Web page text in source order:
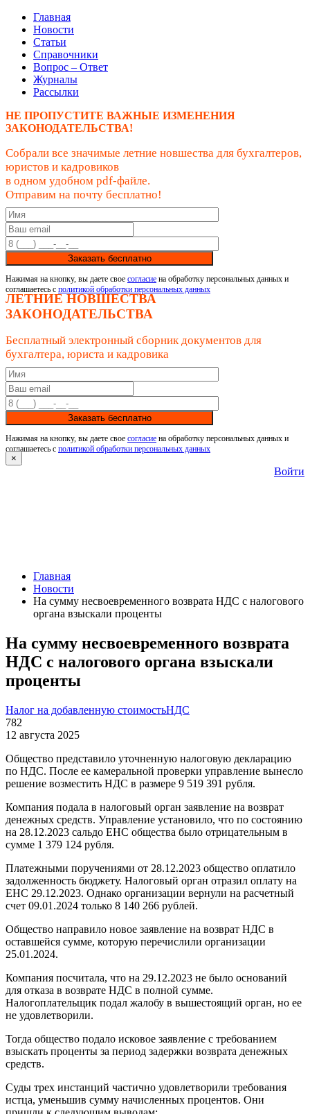
Главная
Новости
Статьи
Справочники
Вопрос – Ответ
Журналы
Рассылки
НЕ ПРОПУСТИТЕ ВАЖНЫЕ ИЗМЕНЕНИЯ
ЗАКОНОДАТЕЛЬСТВА!
Собрали все значимые летние новшества для бухгалтеров,
юристов и кадровиков
в одном удобном pdf-файле.
Отправим на почту бесплатно!
Заказать бесплатно
Нажимая на кнопку, вы даете свое согласие на обработку персональных данных и
соглашаетесь с политикой обработки персональных данных
ЛЕТНИЕ НОВШЕСТВА
ЗАКОНОДАТЕЛЬСТВА
Бесплатный электронный сборник документов для
бухгалтера, юриста и кадровика
Заказать бесплатно
Нажимая на кнопку, вы даете свое согласие на обработку персональных данных и
соглашаетесь с политикой обработки персональных данных
×
Войти
Главная
Новости
На сумму несвоевременного возврата НДС с налогового
органа взыскали проценты
На сумму несвоевременного возврата
НДС с налогового органа взыскали
проценты
Налог на добавленную стоимостьНДС
782
12 августа 2025
Общество представило уточненную налоговую декларацию
по НДС. После ее камеральной проверки управление вынесло
решение возместить НДС в размере 9 519 391 рубля.
Компания подала в налоговый орган заявление на возврат
денежных средств. Управление установило, что по состоянию
на 28.12.2023 сальдо ЕНС общества было отрицательным в
сумме 1 379 124 рубля.
Платежными поручениями от 28.12.2023 общество оплатило
задолженность бюджету. Налоговый орган отразил оплату на
ЕНС 29.12.2023. Однако организации вернули на расчетный
счет 09.01.2024 только 8 140 266 рублей.
Общество направило новое заявление на возврат НДС в
оставшейся сумме, которую перечислили организации
25.01.2024.
Компания посчитала, что на 29.12.2023 не было оснований
для отказа в возврате НДС в полной сумме.
Налогоплательщик подал жалобу в вышестоящий орган, но ее
не удовлетворили.
Тогда общество подало исковое заявление с требованием
взыскать проценты за период задержки возврата денежных
средств.
Суды трех инстанций частично удовлетворили требования
истца, уменьшив сумму начисленных процентов. Они